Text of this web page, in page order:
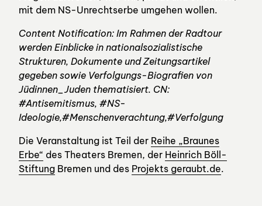
mit dem NS-Unrechtserbe umgehen wollen.
Content Notification: Im Rahmen der Radtour
werden Einblicke in nationalsozialistische
Strukturen, Dokumente und Zeitungsartikel
gegeben sowie Verfolgungs-Biografien von
Jüdinnen_Juden thematisiert. CN:
#Antisemitismus, #NS-
Ideologie,#Menschenverachtung,#Verfolgung
Die Veranstaltung ist Teil der Reihe „Braunes
Erbe“ des Theaters Bremen, der Heinrich Böll-
Stiftung Bremen und des Projekts geraubt.de.